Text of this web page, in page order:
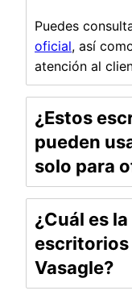
Puedes
oficial, así
atención al
¿Estos
pueden
solo para
¿Cuál es
escritorios
Vasagle?